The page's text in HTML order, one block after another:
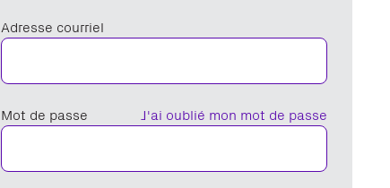
Adresse courriel
J'ai oublié mon mot de passe
Mot de passe